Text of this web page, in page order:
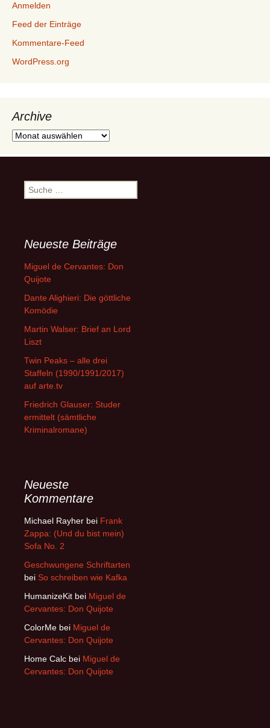
Anmelden
Feed der Einträge
Kommentare-Feed
WordPress.org
Archive
Archive
Suche
nach:
Neueste Beiträge
Miguel de Cervantes: Don
Quijote
Dante Alighieri: Die göttliche
Komödie
Martin Walser: Brief an Lord
Liszt
Twin Peaks – alle drei
Staffeln (1990/1991/2017)
auf arte.tv
Friedrich Glauser: Studer
ermittelt (sämtliche
Kriminalromane)
Neueste
Kommentare
Michael Rayher bei Frank
Zappa: (Und du bist mein)
Sofa No. 2
Geschwungene Schriftarten
bei So schreiben wie Kafka
HumanizeKit bei Miguel de
Cervantes: Don Quijote
ColorMe bei Miguel de
Cervantes: Don Quijote
Home Calc bei Miguel de
Cervantes: Don Quijote